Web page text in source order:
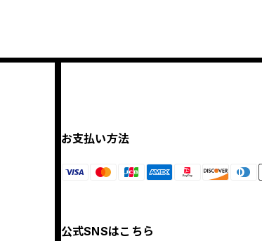
お支払い方法
公式SNSはこちら